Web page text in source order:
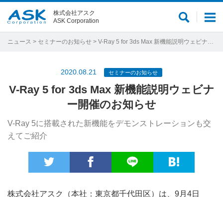
メ
ュ
サ
ト
株式会社アスク
ASK Corporation
ニュース > セミナーのお知らせ > V-Ray 5 for 3ds Max 新機能説明ウェビナー開催のお知らせ
2020.08.21 セミナーのお知らせ
V-Ray 5 for 3ds Max 新機能説明ウェビナ
ー開催のお知らせ
V-Ray 5に搭載された新機能をデモンストレーションも交
えてご紹介
株式会社アスク（本社：東京都千代田区）は、9月4日